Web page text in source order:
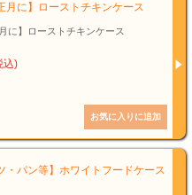
月に】ローストチキンケース
に】ローストチキンケース
込)
・パン等】ホワイトフードケース